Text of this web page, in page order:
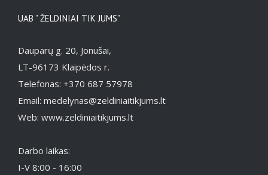
UAB ” ŽELDINIAI TIK JUMS”
Dauparų g. 20, Jonušai,
LT-96173 Klaipėdos r.
Telefonas: +370 687 57978
Email: medelynas@zeldiniaitikjums.lt
Web: www.zeldiniaitikjums.lt
Darbo laikas:
I-V 8:00 - 16:00